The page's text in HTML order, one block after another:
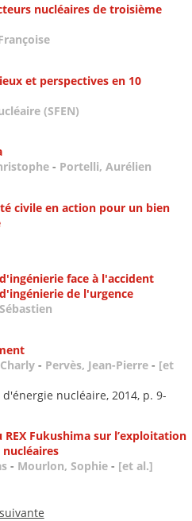
nucléaires de troisième
et perspectives en 10
(SFEN)
- Portelli, Aurélien
civile en action pour un bien
face à l'accident
de l'urgence
- Pervès, Jean-Pierre - [et
d'énergie nucléaire, 2014, p. 9-
Fukushima sur l’exploitation
- Mourlon, Sophie - [et al.]
suivante